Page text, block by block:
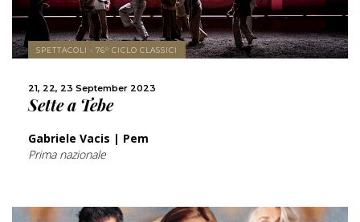
SPETTACOLI - 76° CICLO CLASSICI
21, 22, 23 September 2023
Sette a Tebe
Gabriele Vacis | Pem
Prima nazionale
MORE